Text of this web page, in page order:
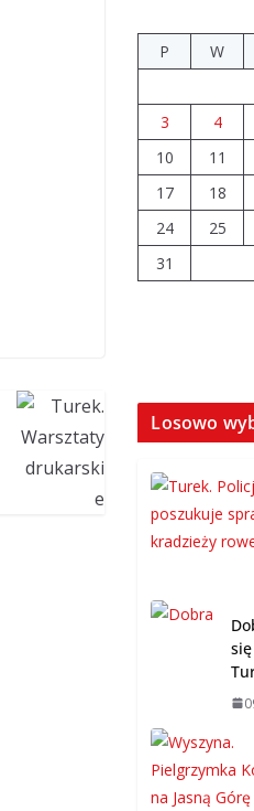
P
W
3
4
10
11
17
18
24
25
31
Losowo